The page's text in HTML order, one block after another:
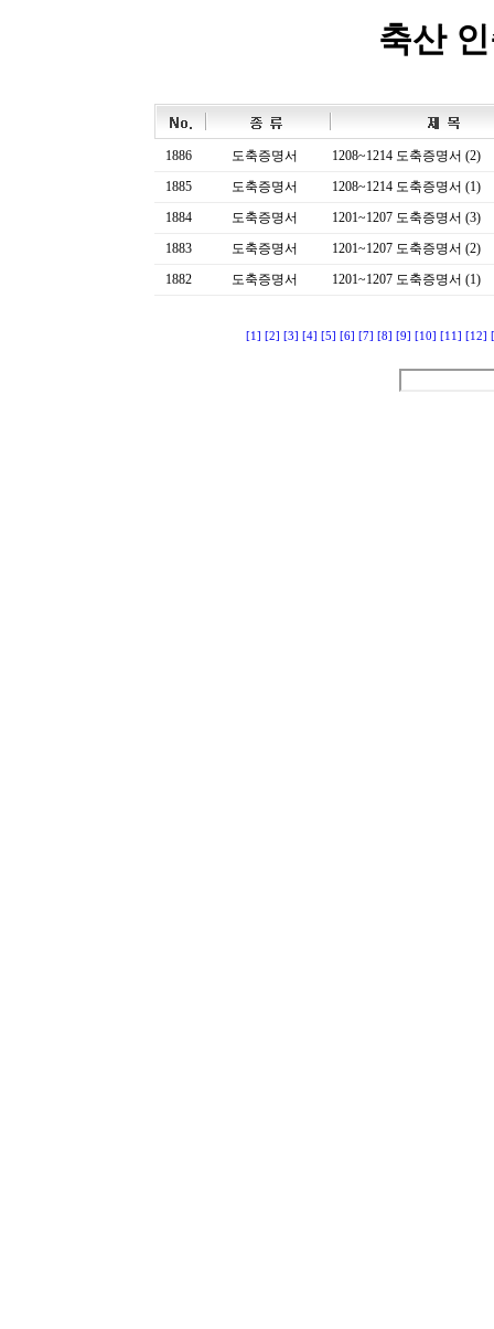
축산
1886 도축증명서
1208~1214 도축증명서 (2)
1885
도축증명서
1208~1214 도축증명서 (1)
1884
도축증명서
1201~1207 도축증명서 (3)
1883
도축증명서
1201~1207 도축증명서 (2)
1882
도축증명서 1201~1207 도축증명서 (1)
[1] [2] [3] [4] [5] [6] [7] [8] [9] [10] [11] [12]